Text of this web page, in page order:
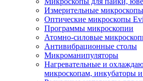
Измерительные микроскопы
Оптические микроскопы
Программы микроскопии
Атомно-силовые
Антивибрационные столы
Микроманипуляторы
Нагревательные и
микроскопам, инкубаторы